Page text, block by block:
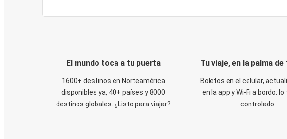
El mundo toca a tu puerta
1600+ destinos en Norteamérica
disponibles ya, 40+ países y 8000
destinos globales. ¿Listo para viajar?
Tu viaje, en la palma de
Boletos en el celular,
en la app y Wi-Fi a bordo:
controlado.